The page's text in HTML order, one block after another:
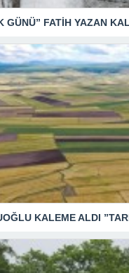
GÜNÜ” FATİH YAZAN